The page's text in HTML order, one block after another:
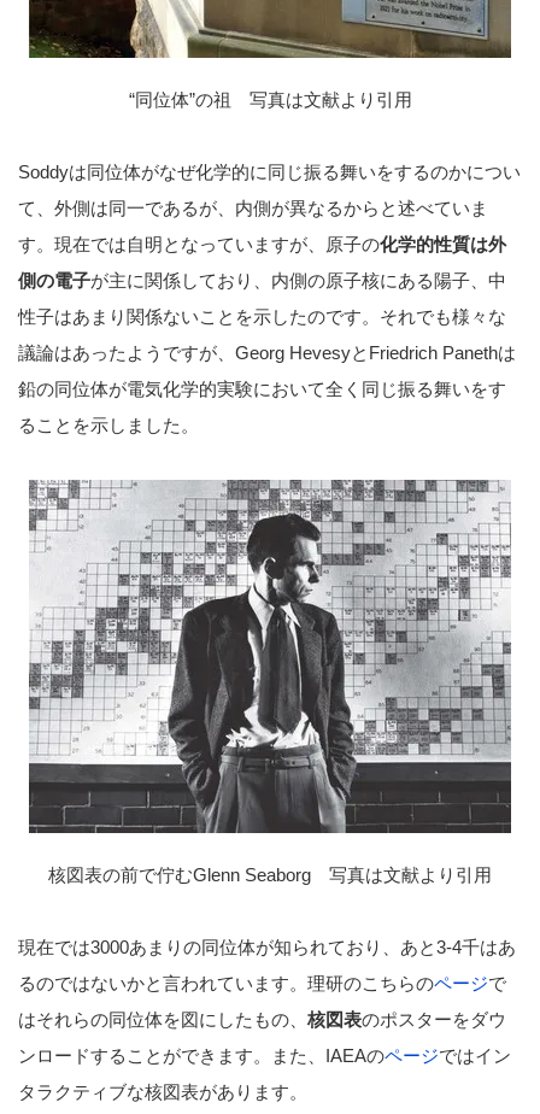
“同位体”の祖 写真は文献より引用
Soddyは同位体がなぜ化学的に同じ振る舞いをするのかについ
て、外側は同一であるが、内側が異なるからと述べていま
す。現在では自明となっていますが、原子の化学的性質は外
側の電子が主に関係しており、内側の原子核にある陽子、中
性子はあまり関係ないことを示したのです。それでも様々な
議論はあったようですが、Georg HevesyとFriedrich Panethは
鉛の同位体が電気化学的実験において全く同じ振る舞いをす
ることを示しました。
核図表の前で佇むGlenn Seaborg 写真は文献より引用
現在では3000あまりの同位体が知られており、あと3-4千はあ
るのではないかと言われています。理研のこちらのページで
はそれらの同位体を図にしたもの、 核図表のポスターをダウ
ンロードすることができます。また、IAEAのページではイン
タラクティブな核図表があります。